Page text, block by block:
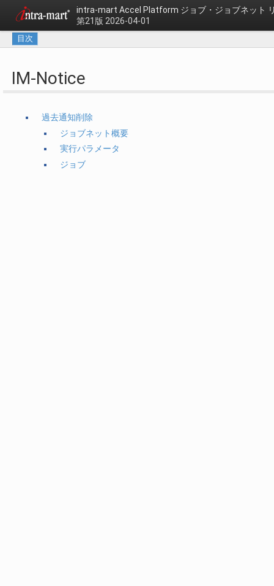
intra-mart Accel Platform ジョブ・ジョブネット
第21版 2026-04-01
目次
IM-Notice
過去通知削除
ジョブネット概要
実行パラメータ
ジョブ